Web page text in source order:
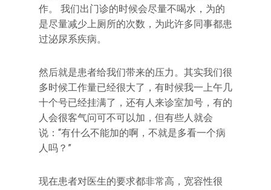
作。 我们出门诊的时候会尽量不喝水，为的
是尽量减少上厕所的次数，为此许多同事都患
过泌尿系疾病。
然后就是患者给我们带来的压力。其实我们很
多时候工作量已经很大了，有时候我一上午几
十个号已经挂满了，还有人来诊室加号，有的
人会很客气问可不可以加，但有些人就会
说：“有什么不能加的啊，不就是多看一个病
人吗？”
现在患者对医生的要求都非常高，宽容性很